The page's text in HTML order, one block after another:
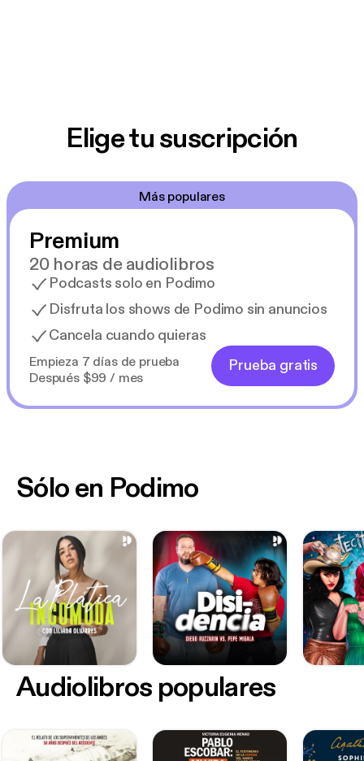
Elige tu suscripción
Más populares
Premium
20 horas de audiolibros
Podcasts solo en Podimo
Disfruta los shows de Podimo sin anuncios
Cancela cuando quieras
Empieza 7 días de prueba
Después $99 / mes
Prueba gratis
Sólo en Podimo
Audiolibros populares